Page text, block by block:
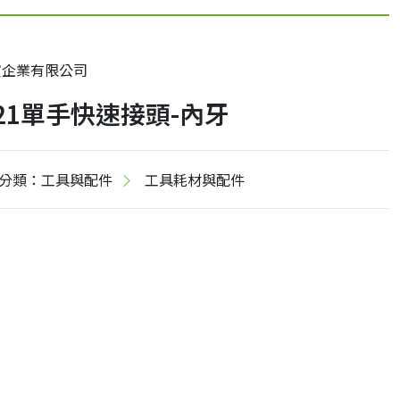
業有限公司
單手快速接頭-內牙
類：工具與配件 工具耗材與配件